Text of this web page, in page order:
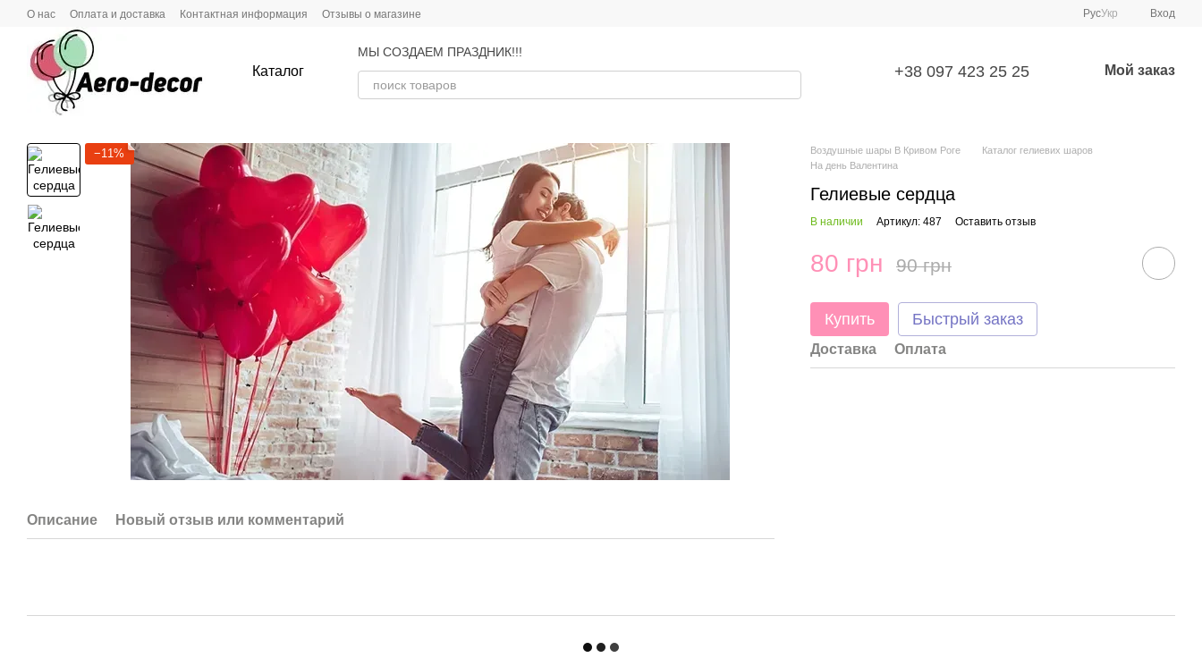
Перейти к основному контенту
О нас Оплата и доставка Контактная информация Отзывы о магазине РусУкр Вход
Каталог
МЫ СОЗДАЕМ ПРАЗДНИК!!!
+38 097 423 25 25 Мой заказ
−11%
Описание Новый отзыв или комментарий
Воздушные шары В Кривом Роге
Каталог гелиевих шаров
На день Валентина
Гелиевые сердца
В наличии Артикул: 487 Оставить отзыв
80 грн 90 грн
Купить Быстрый заказ
Доставка Оплата